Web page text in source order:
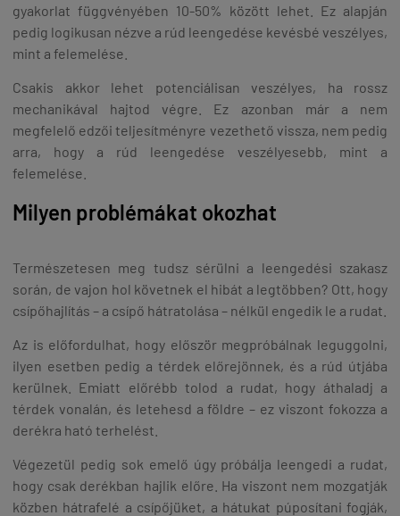
gyakorlat függvényében 10-50% között lehet. Ez alapján
pedig logikusan nézve a rúd leengedése kevésbé veszélyes,
mint a felemelése.
Csakis akkor lehet potenciálisan veszélyes, ha rossz
mechanikával hajtod végre. Ez azonban már a nem
megfelelő edzői teljesítményre vezethető vissza, nem pedig
arra, hogy a rúd leengedése veszélyesebb, mint a
felemelése.
Milyen problémákat okozhat
Természetesen meg tudsz sérülni a leengedési szakasz
során, de vajon hol követnek el hibát a legtöbben? Ott, hogy
csípőhajlítás – a csípő hátratolása – nélkül engedik le a rudat.
Az is előfordulhat, hogy először megpróbálnak leguggolni,
ilyen esetben pedig a térdek előrejönnek, és a rúd útjába
kerülnek. Emiatt előrébb tolod a rudat, hogy áthaladj a
térdek vonalán, és letehesd a földre – ez viszont fokozza a
derékra ható terhelést.
Végezetül pedig sok emelő úgy próbálja leengedi a rudat,
hogy csak derékban hajlik előre. Ha viszont nem mozgatják
közben hátrafelé a csípőjüket, a hátukat púposítani fogják,